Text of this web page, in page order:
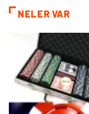
NELER VAR